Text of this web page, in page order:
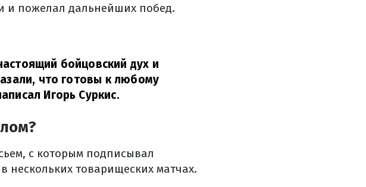
и пожелал дальнейших побед.
бойцовский дух и
что готовы к любому
Игорь Суркис.
с которым подписывал
нескольких товарищеских матчах.